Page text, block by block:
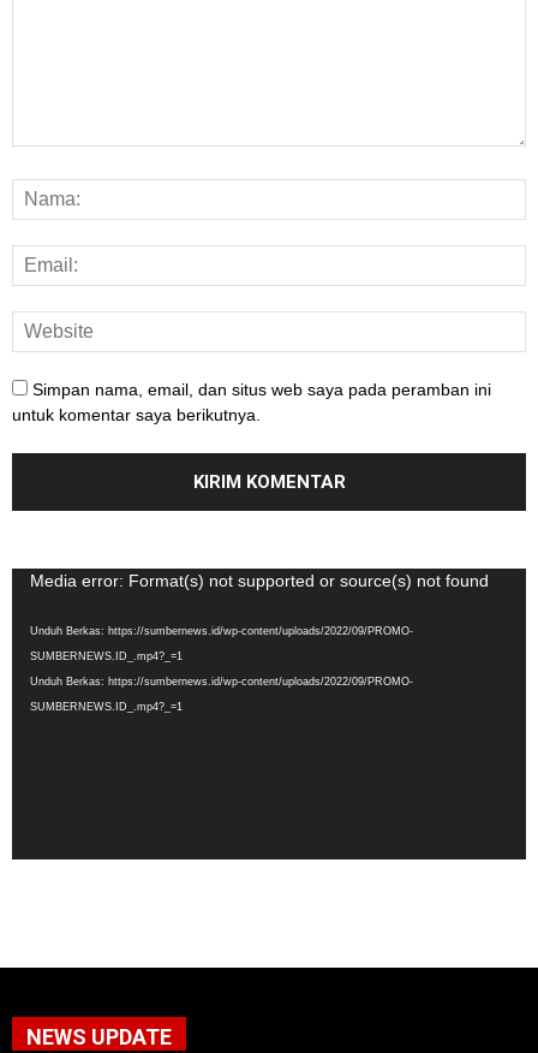
Simpan nama, email, dan situs web saya pada peramban ini
untuk komentar saya berikutnya.
Pemutar
Media error: Format(s) not supported or source(s) not found
Unduh Berkas: https://sumbernews.id/wp-content/uploads/2022/09/PROMO-
SUMBERNEWS.ID_.mp4?_=1
Unduh Berkas: https://sumbernews.id/wp-content/uploads/2022/09/PROMO-
SUMBERNEWS.ID_.mp4?_=1
NEWS UPDATE